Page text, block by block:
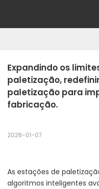
Expandindo os
paletização,
paletização para
fabricação.
2026-01-07
As estações de
algoritmos inteligentes